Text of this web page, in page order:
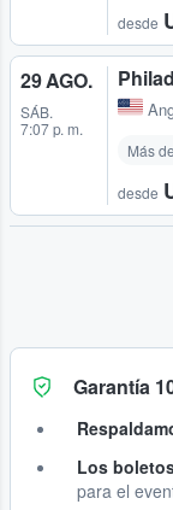
desde
29 AGO.
SÁB.
7:07 p. m.
Más
desde
Garantía
Los
para el